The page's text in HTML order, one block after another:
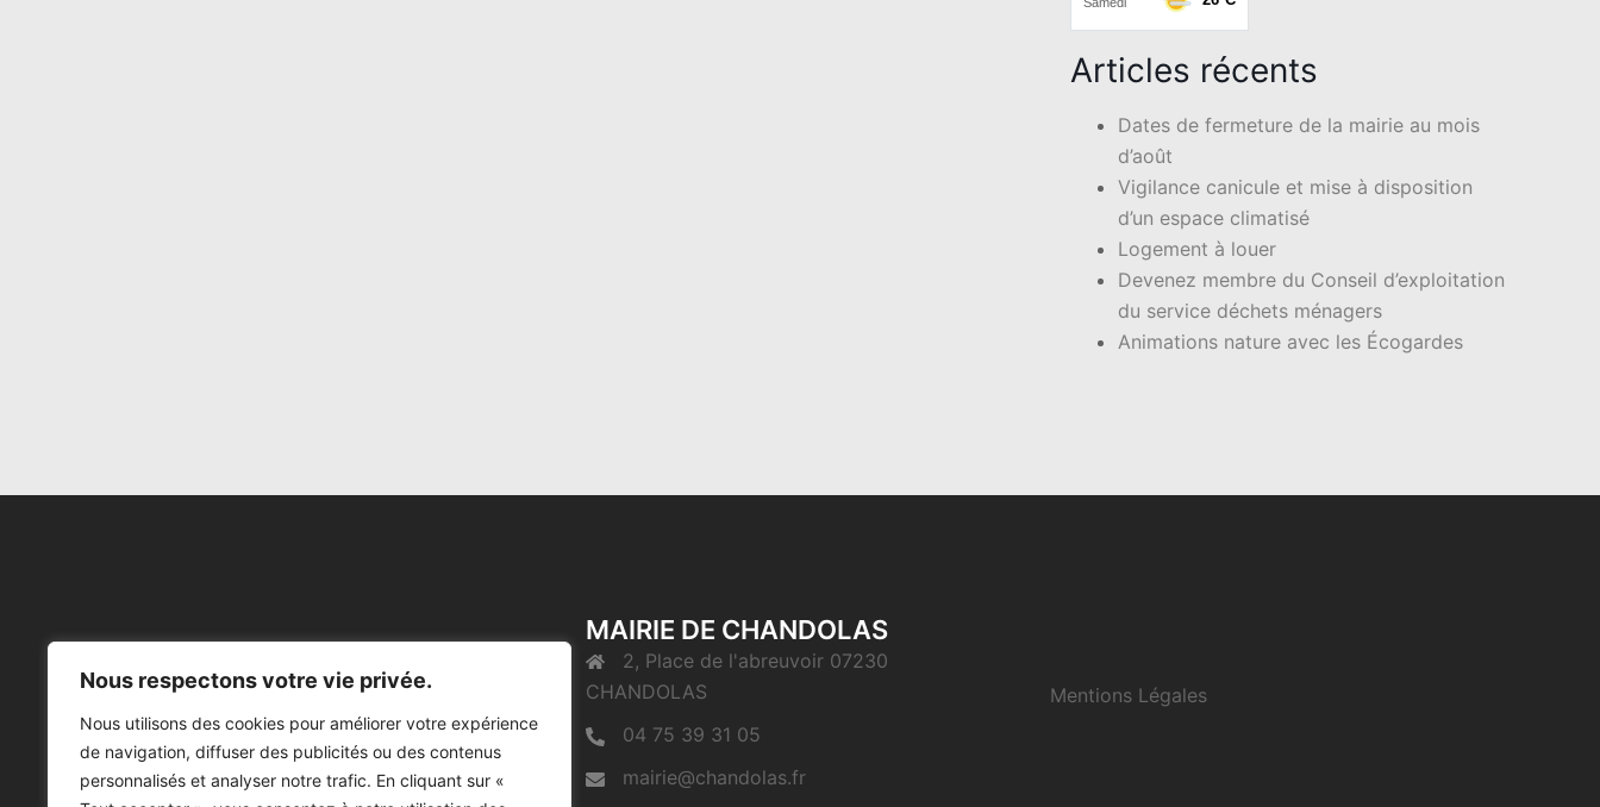
Nous respectons votre vie privée.
Nous utilisons des cookies pour améliorer votre expérience
de navigation, diffuser des publicités ou des contenus
personnalisés et analyser notre trafic. En cliquant sur «
Articles récents
Dates de fermeture de la mairie au mois
d’août
Vigilance canicule et mise à disposition
d’un espace climatisé
Logement à louer
Devenez membre du Conseil d’exploitation
du service déchets ménagers
Animations nature avec les Écogardes
MAIRIE DE CHANDOLAS
2, Place de l'abreuvoir 07230
CHANDOLAS
04 75 39 31 05
mairie@chandolas.fr
Mentions Légales